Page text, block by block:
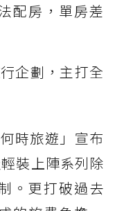
配房，單房差
企劃，主打全
時旅遊」宣布
裝上陣系列除
。更打破過去